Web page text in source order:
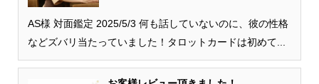
AS様 対面鑑定 2025/5/3 何も話していないのに、彼の性格
などズバリ当たっていました！タロットカードは初めて...